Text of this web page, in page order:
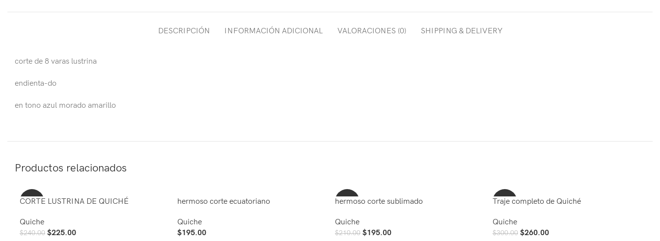
DESCRIPCIÓN INFORMACIÓN ADICIONAL VALORACIONES (0) SHIPPING & DELIVERY
corte de 8 varas lustrina
endienta-do
en tono azul morado amarillo
Productos relacionados
-6%
CORTE LUSTRINA DE QUICHÉ
Quiche
$240.00 $225.00
hermoso corte ecuatoriano
Quiche
$195.00
-7%
hermoso corte sublimado
Quiche
$210.00 $195.00
-13%
Traje completo de Quiché
Quiche
$300.00 $260.00